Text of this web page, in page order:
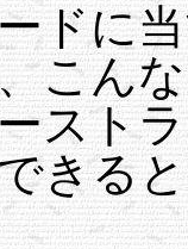
ドに
こん
スト
きる